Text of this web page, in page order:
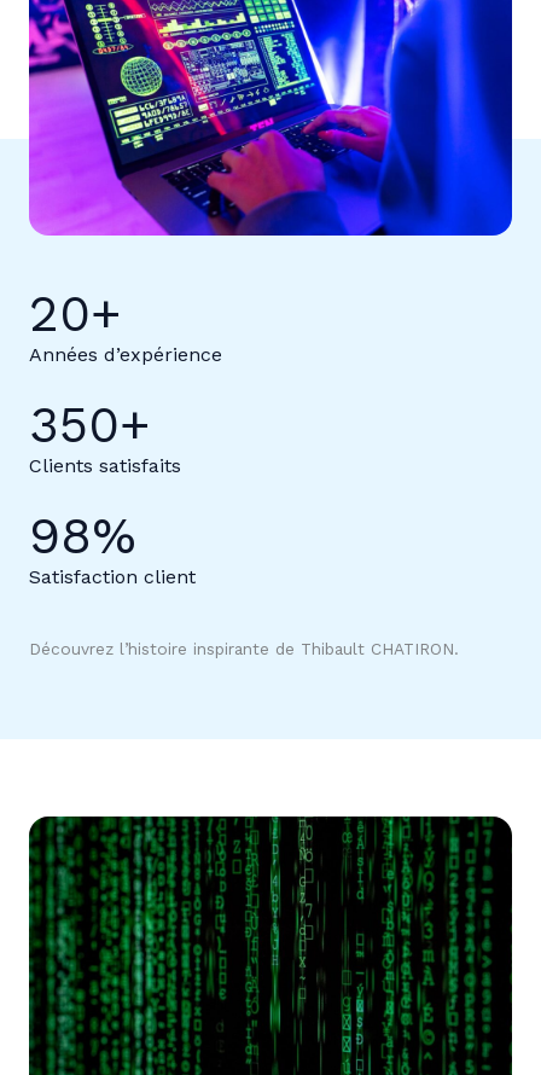
20+
Années d’expérience
350+
Clients satisfaits
98%
Satisfaction client
Découvrez l’histoire inspirante de Thibault CHATIRON.